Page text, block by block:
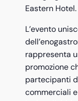
Eastern Hotel.
L’evento
rappresenta
promozione
partecipanti
commerciali